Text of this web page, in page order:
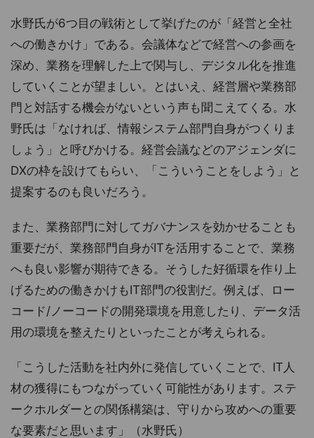
水野氏が6つ目の戦術として挙げたのが「経営と全社
への働きかけ」である。会議体などで経営への参画を
深め、業務を理解した上で関与し、デジタル化を推進
していくことが望ましい。とはいえ、経営層や業務部
門と対話する機会がないという声も聞こえてくる。水
野氏は「なければ、情報システム部門自身がつくりま
しょう」と呼びかける。経営会議などのアジェンダに
DXの枠を設けてもらい、「こういうことをしよう」と
提案するのも良いだろう。
また、業務部門に対してガバナンスを効かせることも
重要だが、業務部門自身がITを活用することで、業務
へも良い影響が期待できる。そうした好循環を作り上
げるための働きかけもIT部門の役割だ。例えば、ロー
コード/ノーコードの開発環境を用意したり、データ活
用の環境を整えたりといったことが考えられる。
「こうした活動を社内外に発信していくことで、IT人
材の獲得にもつながっていく可能性があります。ステ
ークホルダーとの関係構築は、守りから攻めへの重要
な要素だと思います」（水野氏）